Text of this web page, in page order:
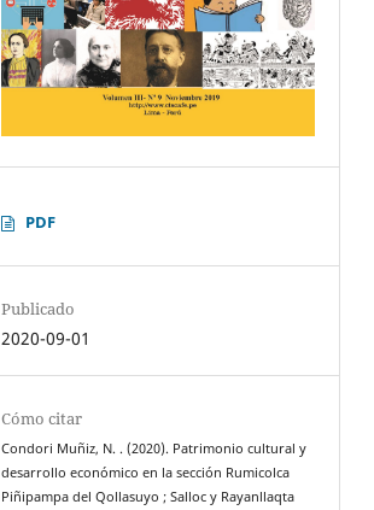
PDF
Publicado
2020-09-01
Cómo citar
Condori Muñiz, N. . (2020). Patrimonio cultural y
desarrollo económico en la sección Rumicolca
Piñipampa del Qollasuyo ; Salloc y Rayanllaqta